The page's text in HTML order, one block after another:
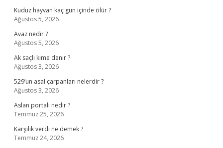
Kuduz hayvan kaç gün içinde ölür ?
Ağustos 5, 2026
Avaz nedir ?
Ağustos 5, 2026
Ak saçlı kime denir ?
Ağustos 3, 2026
529’un asal çarpanları nelerdir ?
Ağustos 3, 2026
Aslan portali nedir ?
Temmuz 25, 2026
Karşılık verdi ne demek ?
Temmuz 24, 2026